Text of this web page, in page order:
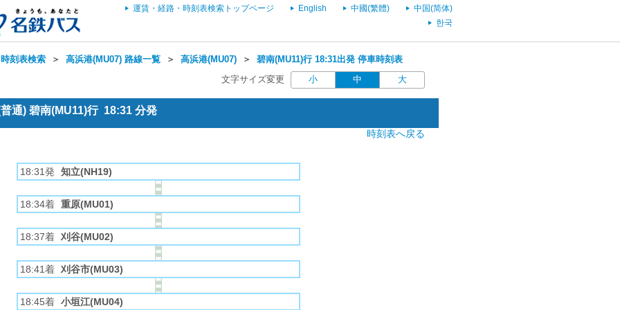
運賃・経路・時刻表検索トップページ English 中國(繁體)
中国(简体)
한국
刻表検索 ＞ 高浜港(MU07) 路線一覧 ＞ 高浜港(MU07) ＞ 碧南(MU11)行 18:31出発 停車時刻表
文字サイズ変更 小 中 大
通) 碧南(MU11)行 18:31 分発
時刻表へ戻る
18:31発 知立(NH19)
18:34着 重原(MU01)
18:37着 刈谷(MU02)
18:41着 刈谷市(MU03)
18:45着 小垣江(MU04)